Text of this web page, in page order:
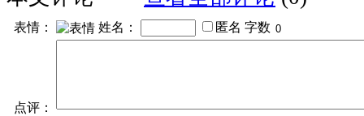
表情： 姓名： 匿名 字数
点评：